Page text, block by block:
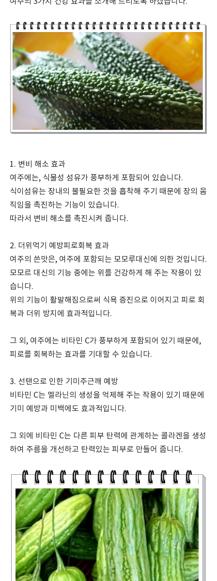
1. 변비 해소 효과
여주에는, 식물성 섬유가 풍부하게 포함되어 있습니다.
식이섬유는 장내의 불필요한 것을 흡착해 주기 때문에 장의 움
직임을 촉진하는 기능이 있습니다.
따라서 변비 해소를 촉진시켜 줍니다.
2. 더위먹기 예방피로회복 효과
여주의 쓴맛은, 여주에 포함되는 모모루대신에 의한 것입니다.
모모르 대신의 기능 중에는 위를 건강하게 해 주는 작용이 있
습니다.
위의 기능이 활발해짐으로써 식욕 증진으로 이어지고 피로 회
복과 더위 방지에 효과적입니다.
그 외, 여주에는 비타민 C가 풍부하게 포함되어 있기 때문에,
피로를 회복하는 효과를 기대할 수 있습니다.
3. 선탠으로 인한 기미주근깨 예방
비타민 C는 멜라닌의 생성을 억제해 주는 작용이 있기 때문에
기미 예방과 미백에도 효과적입니다.
그 외에 비타민 C는 다른 피부 탄력에 관계하는 콜라겐을 생성
하여 주름을 개선하고 탄력있는 피부로 만들어 줍니다.